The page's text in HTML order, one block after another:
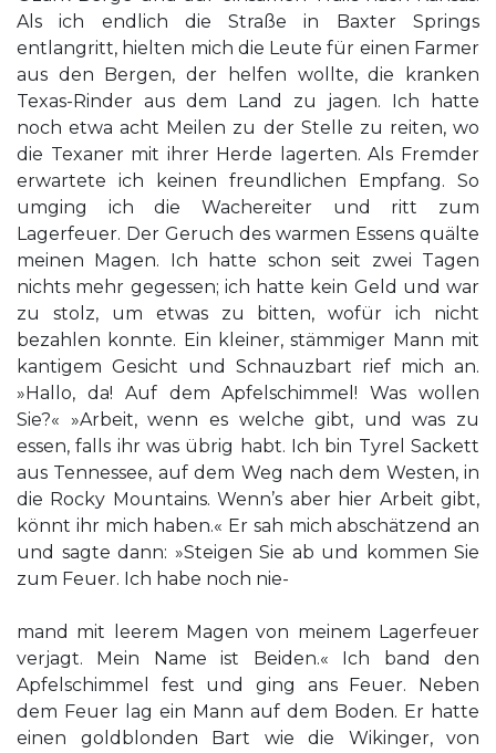
Als ich endlich die Straße in Baxter Springs
entlangritt, hielten mich die Leute für einen Farmer
aus den Bergen, der helfen wollte, die kranken
Texas-Rinder aus dem Land zu jagen. Ich hatte
noch etwa acht Meilen zu der Stelle zu reiten, wo
die Texaner mit ihrer Herde lagerten. Als Fremder
erwartete ich keinen freundlichen Empfang. So
umging ich die Wachereiter und ritt zum
Lagerfeuer. Der Geruch des warmen Essens quälte
meinen Magen. Ich hatte schon seit zwei Tagen
nichts mehr gegessen; ich hatte kein Geld und war
zu stolz, um etwas zu bitten, wofür ich nicht
bezahlen konnte. Ein kleiner, stämmiger Mann mit
kantigem Gesicht und Schnauzbart rief mich an.
»Hallo, da! Auf dem Apfelschimmel! Was wollen
Sie?« »Arbeit, wenn es welche gibt, und was zu
essen, falls ihr was übrig habt. Ich bin Tyrel Sackett
aus Tennessee, auf dem Weg nach dem Westen, in
die Rocky Mountains. Wenn’s aber hier Arbeit gibt,
könnt ihr mich haben.« Er sah mich abschätzend an
und sagte dann: »Steigen Sie ab und kommen Sie
zum Feuer. Ich habe noch nie-
mand mit leerem Magen von meinem Lagerfeuer
verjagt. Mein Name ist Beiden.« Ich band den
Apfelschimmel fest und ging ans Feuer. Neben
dem Feuer lag ein Mann auf dem Boden. Er hatte
einen goldblonden Bart wie die Wikinger, von